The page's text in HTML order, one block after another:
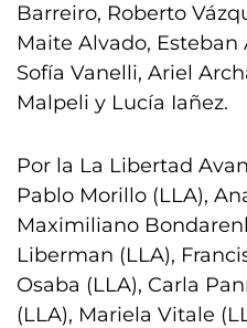
Barreiro, Roberto
Maite Alvado,
Sofía Vanelli, Ariel
Malpeli y Lucía Iañez.
Por la La Libertad
Pablo Morillo (LLA),
Maximiliano
Liberman (LLA),
Osaba (LLA), Carla
(LLA), Mariela Vitale